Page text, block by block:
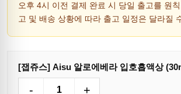
오후 4시 이전 결제 완료 시 당일 출고를 원
고 및 배송 상황에 따라 출고 일정은 달라질
[잽쥬스] Aisu 알로에베라 입호흡액상
- +